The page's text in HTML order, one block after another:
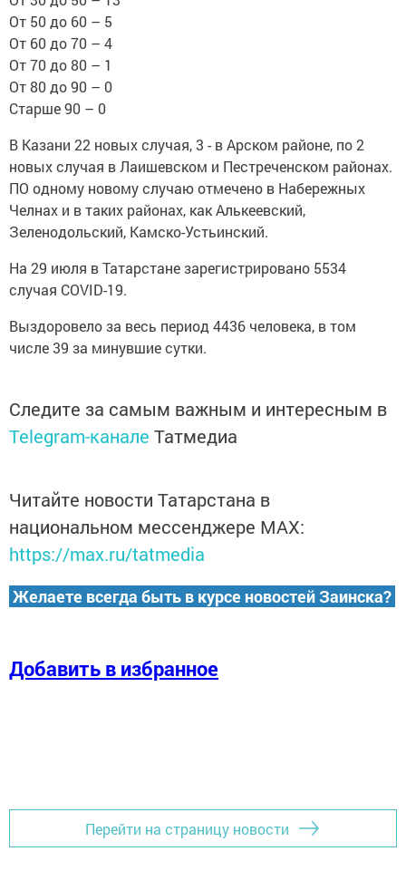
От 50 до 60 – 5
От 60 до 70 – 4
От 70 до 80 – 1
От 80 до 90 – 0
Старше 90 – 0
В Казани 22 новых случая, 3 - в Арском районе, по 2
новых случая в Лаишевском и Пестреченском районах.
ПО одному новому случаю отмечено в Набережных
Челнах и в таких районах, как Алькеевский,
Зеленодольский, Камско-Устьинский.
На 29 июля в Татарстане зарегистрировано 5534
случая COVID-19.
Выздоровело за весь период 4436 человека, в том
числе 39 за минувшие сутки.
Следите за самым важным и интересным в
Telegram-канале Татмедиа
Читайте новости Татарстана в
национальном мессенджере MАХ:
https://max.ru/tatmedia
Желаете всегда быть в курсе новостей Заинска?
Добавить в избранное
Перейти на страницу новости